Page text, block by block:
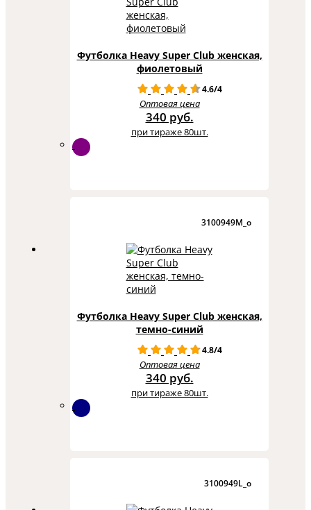
Футболка Heavy Super Club женская,
фиолетовый
4.6/4
Оптовая цена
340 руб.
при тираже 80шт.
3100949M_o
Футболка Heavy Super Club женская,
темно-синий
4.8/4
Оптовая цена
340 руб.
при тираже 80шт.
3100949L_o